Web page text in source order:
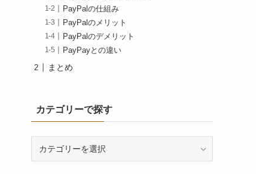
PayPalの仕組み
PayPalのメリット
PayPalのデメリット
PayPayとの違い
まとめ
カテゴリーで探す